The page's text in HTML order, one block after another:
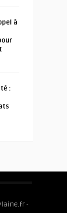
à
:
-